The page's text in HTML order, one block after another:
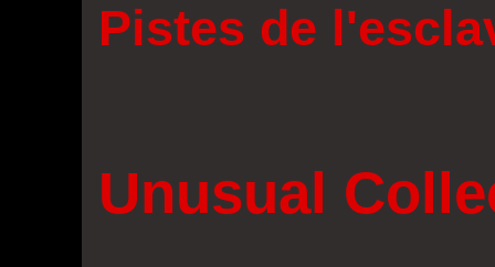
Pistes de
Unusual